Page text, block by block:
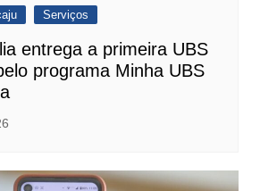
Serviços
entrega a primeira UBS
programa Minha UBS